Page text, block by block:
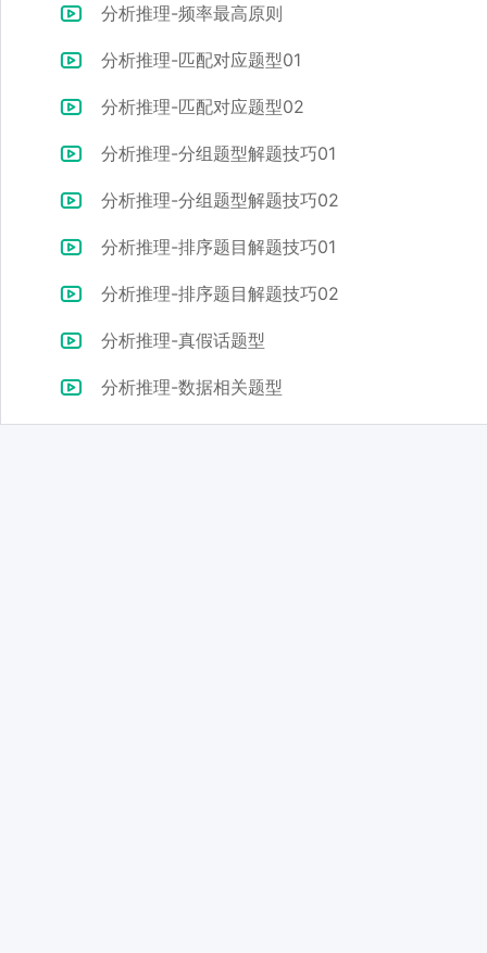
分析推理-频率最高原则
分析推理-匹配对应题型01
分析推理-匹配对应题型02
分析推理-分组题型解题技巧01
分析推理-分组题型解题技巧02
分析推理-排序题目解题技巧01
分析推理-排序题目解题技巧02
分析推理-真假话题型
分析推理-数据相关题型